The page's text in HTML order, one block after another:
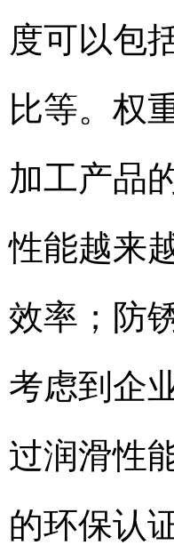
度可以包
比等。权
加工产品
性能越来
效率；防
考虑到企
过润滑性
的环保认